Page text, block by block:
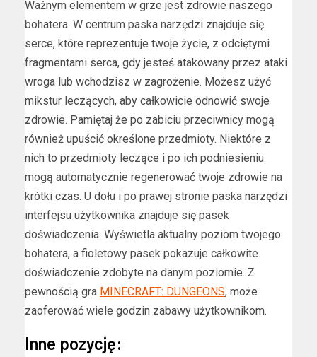
Ważnym elementem w grze jest zdrowie naszego
bohatera. W centrum paska narzędzi znajduje się
serce, które reprezentuje twoje życie, z odciętymi
fragmentami serca, gdy jesteś atakowany przez ataki
wroga lub wchodzisz w zagrożenie. Możesz użyć
mikstur leczących, aby całkowicie odnowić swoje
zdrowie. Pamiętaj że po zabiciu przeciwnicy mogą
również upuścić określone przedmioty. Niektóre z
nich to przedmioty leczące i po ich podniesieniu
mogą automatycznie regenerować twoje zdrowie na
krótki czas. U dołu i po prawej stronie paska narzędzi
interfejsu użytkownika znajduje się pasek
doświadczenia. Wyświetla aktualny poziom twojego
bohatera, a fioletowy pasek pokazuje całkowite
doświadczenie zdobyte na danym poziomie. Z
pewnością gra MINECRAFT: DUNGEONS, może
zaoferować wiele godzin zabawy użytkownikom.
Inne pozycję: